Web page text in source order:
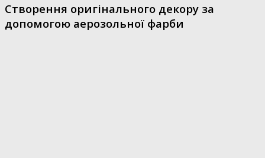
Створення оригінального декору за
допомогою аерозольної фарби